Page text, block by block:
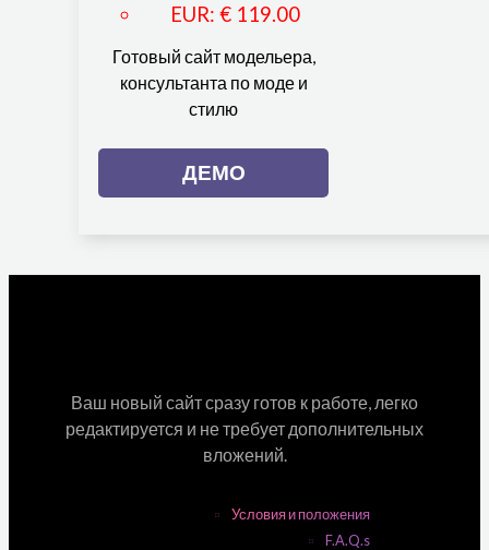
EUR:€ 119.00
Готовый сайт модельера,
консультанта по моде и
стилю
ДЕМО
Ваш новый сайт сразу готов к работе, легко
редактируется и не требует дополнительных
вложений.
Условия и положения
F.A.Q.s